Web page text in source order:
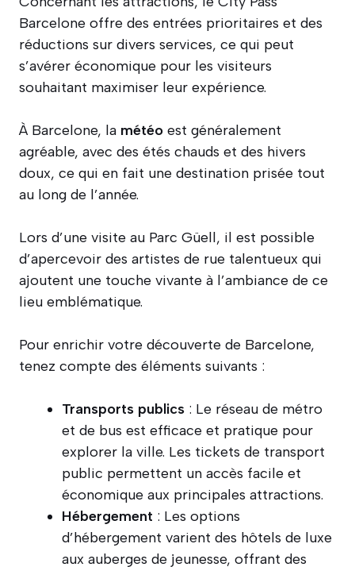
Barcelone offre des entrées prioritaires et des
réductions sur divers services, ce qui peut
s’avérer économique pour les visiteurs
souhaitant maximiser leur expérience.
À Barcelone, la météo est généralement
agréable, avec des étés chauds et des hivers
doux, ce qui en fait une destination prisée tout
au long de l’année.
Lors d’une visite au Parc Güell, il est possible
d’apercevoir des artistes de rue talentueux qui
ajoutent une touche vivante à l’ambiance de ce
lieu emblématique.
Pour enrichir votre découverte de Barcelone,
tenez compte des éléments suivants :
Transports publics : Le réseau de métro
et de bus est efficace et pratique pour
explorer la ville. Les tickets de transport
public permettent un accès facile et
économique aux principales attractions.
Hébergement : Les options
d’hébergement varient des hôtels de luxe
aux auberges de jeunesse, offrant des